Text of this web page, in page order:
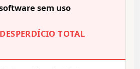
sem uso
TOTAL